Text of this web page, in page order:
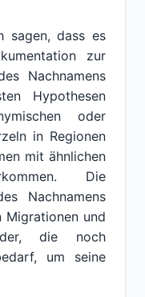
sagen, dass es
zur
Nachnamens
Hypothesen
oder
in Regionen
mit ähnlichen
Die
Nachnamens
Migrationen und
die noch
um seine